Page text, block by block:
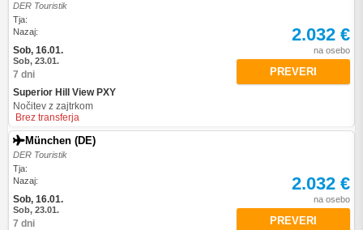
DER Touristik
Tja:
Nazaj:
Sob, 16.01.
Sob, 23.01.
7 dni
Superior Hill View PXY
Nočitev z zajtrkom
Brez transferja
2.032 €
na osebo
PREVERI
München (DE)
DER Touristik
Tja:
Nazaj:
Sob, 16.01.
Sob, 23.01.
7 dni
2.032 €
na osebo
PREVERI